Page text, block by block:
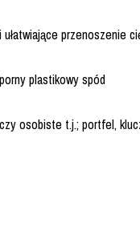
ułatwiające przenoszenie
plastikowy spód
osobiste t.j.; portfel,